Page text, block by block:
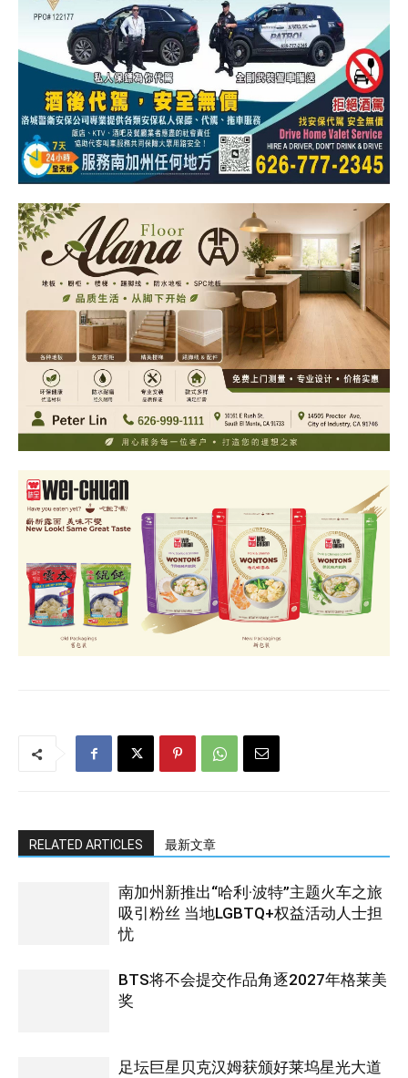
RELATED ARTICLES 最新文章
南加州新推出“哈利·波特”主题火车之旅
吸引粉丝 当地LGBTQ+权益活动人士担
忧
BTS将不会提交作品角逐2027年格莱美
奖
足坛巨星贝克汉姆获颁好莱坞星光大道